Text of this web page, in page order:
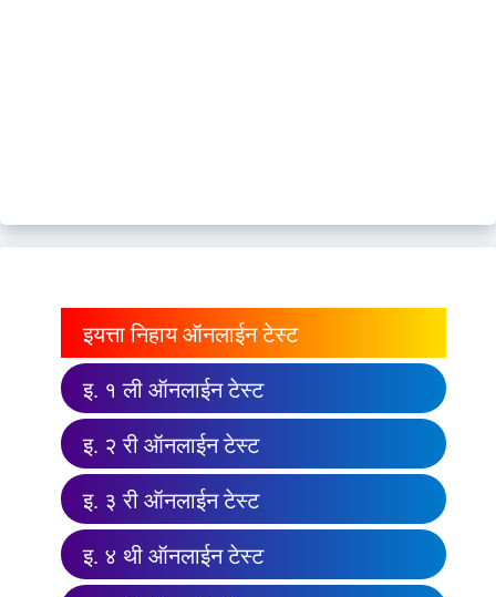
इयत्ता निहाय ऑनलाईन टेस्ट
इ. १ ली ऑनलाईन टेस्ट
इ. २ री ऑनलाईन टेस्ट
इ. ३ री ऑनलाईन टेस्ट
इ. ४ थी ऑनलाईन टेस्ट